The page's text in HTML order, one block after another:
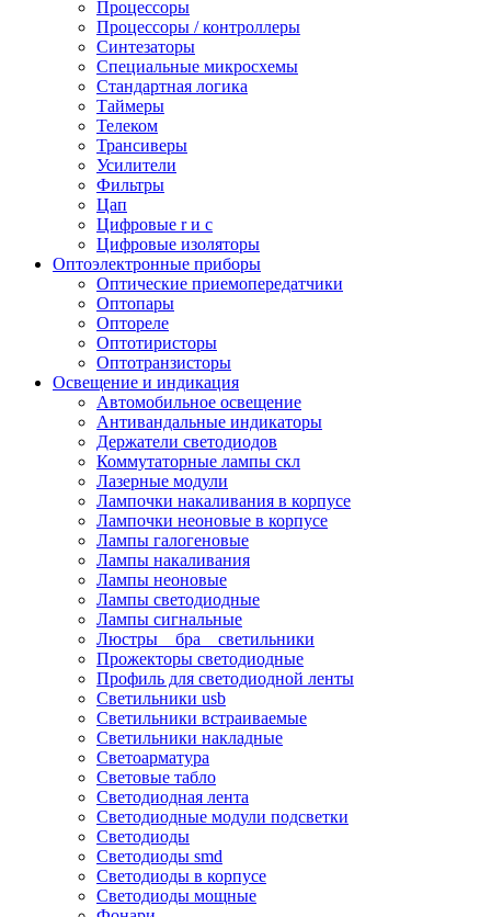
Процессоры
Процессоры / контроллеры
Синтезаторы
Специальные микросхемы
Стандартная логика
Таймеры
Телеком
Трансиверы
Усилители
Фильтры
Цап
Цифровые r и c
Цифровые изоляторы
Оптоэлектронные приборы
Оптические приемопередатчики
Оптопары
Оптореле
Оптотиристоры
Оптотранзисторы
Освещение и индикация
Автомобильное освещение
Антивандальные индикаторы
Держатели светодиодов
Коммутаторные лампы скл
Лазерные модули
Лампочки накаливания в корпусе
Лампочки неоновые в корпусе
Лампы галогеновые
Лампы накаливания
Лампы неоновые
Лампы светодиодные
Лампы сигнальные
Люстры _ бра _ светильники
Прожекторы светодиодные
Профиль для светодиодной ленты
Светильники usb
Светильники встраиваемые
Светильники накладные
Светоарматура
Световые табло
Светодиодная лента
Светодиодные модули подсветки
Светодиоды
Светодиоды smd
Светодиоды в корпусе
Светодиоды мощные